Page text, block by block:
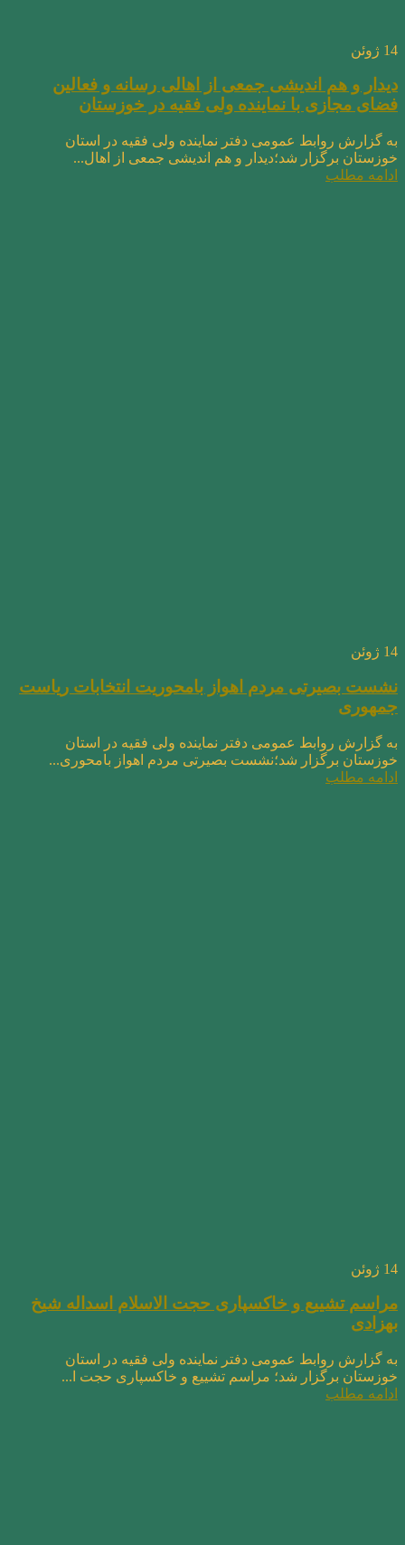
14 ژوئن
دیدار و هم اندیشی جمعی از اهالی رسانه و فعالین
فضای مجازی با نماینده ولی فقیه در خوزستان
به گزارش روابط عمومی دفتر نماینده ولی فقیه در استان
خوزستان برگزار شد؛دیدار و هم اندیشی جمعی از اهال...
ادامه مطلب
14 ژوئن
نشست بصیرتی مردم اهواز بامحوریت انتخابات ریاست
جمهوری
به گزارش روابط عمومی دفتر نماینده ولی فقیه در استان
خوزستان برگزار شد؛نشست بصیرتی مردم اهواز بامحوری...
ادامه مطلب
14 ژوئن
مراسم تشییع و خاکسپاری حجت الاسلام اسداله شیخ
بهزادی
به گزارش روابط عمومی دفتر نماینده ولی فقیه در استان
خوزستان برگزار شد؛ مراسم تشییع و خاکسپاری حجت ا...
ادامه مطلب